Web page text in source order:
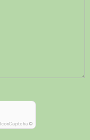
IconCaptcha ©